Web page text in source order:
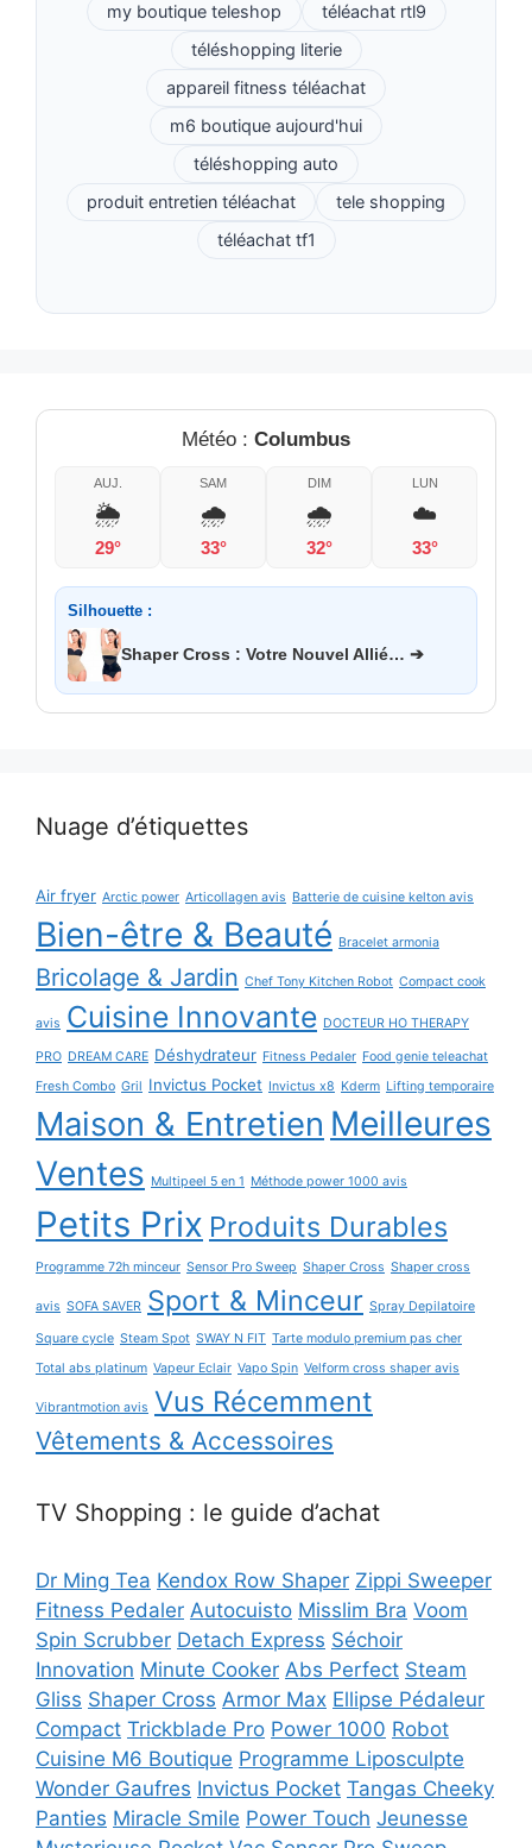
my boutique teleshop
téléachat rtl9
téléshopping literie
appareil fitness téléachat
m6 boutique aujourd'hui
téléshopping auto
produit entretien téléachat
tele shopping
téléachat tf1
Météo : Columbus
AUJ.
🌦️
29°
SAM
🌧️
33°
DIM
🌧️
32°
LUN
☁️
33°
Silhouette :
Shaper Cross : Votre Nouvel Allié… ➔
Nuage d’étiquettes
Air fryer Arctic power Articollagen avis Batterie de cuisine kelton avis
Bien-être & Beauté Bracelet armonia
Bricolage & Jardin Chef Tony Kitchen Robot Compact cook
avis Cuisine Innovante DOCTEUR HO THERAPY
PRO DREAM CARE Déshydrateur Fitness Pedaler Food genie teleachat
Fresh Combo Gril Invictus Pocket Invictus x8 Kderm Lifting temporaire
Maison & Entretien Meilleures
Ventes Multipeel 5 en 1 Méthode power 1000 avis
Petits Prix Produits Durables
Programme 72h minceur Sensor Pro Sweep Shaper Cross Shaper cross
avis SOFA SAVER Sport & Minceur Spray Depilatoire
Square cycle Steam Spot SWAY N FIT Tarte modulo premium pas cher
Total abs platinum Vapeur Eclair Vapo Spin Velform cross shaper avis
Vibrantmotion avis Vus Récemment
Vêtements & Accessoires
TV Shopping : le guide d’achat
Dr Ming Tea Kendox Row Shaper Zippi Sweeper
Fitness Pedaler Autocuisto Misslim Bra Voom
Spin Scrubber Detach Express Séchoir
Innovation Minute Cooker Abs Perfect Steam
Gliss Shaper Cross Armor Max Ellipse Pédaleur
Compact Trickblade Pro Power 1000 Robot
Cuisine M6 Boutique Programme Liposculpte
Wonder Gaufres Invictus Pocket Tangas Cheeky
Panties Miracle Smile Power Touch Jeunesse